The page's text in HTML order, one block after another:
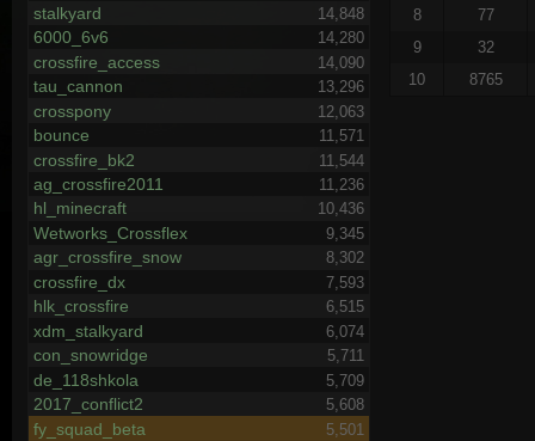
stalkyard 14,848
6000_6v6 14,280
crossfire_access 14,090
tau_cannon 13,296
crosspony 12,063
bounce 11,571
crossfire_bk2 11,544
ag_crossfire2011 11,236
hl_minecraft 10,436
Wetworks_Crossflex 9,345
agr_crossfire_snow 8,302
crossfire_dx 7,593
hlk_crossfire 6,515
xdm_stalkyard 6,074
con_snowridge 5,711
de_118shkola 5,709
2017_conflict2 5,608
fy_squad_beta 5,501
8
77
9
32
10
8765